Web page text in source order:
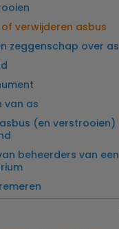
of verwijderen asbus
zeggenschap over as
van as
(en verstrooien)
beheerders van een